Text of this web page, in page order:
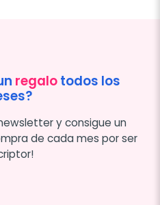
regalotodos los
y consigue un
de cada mes por ser